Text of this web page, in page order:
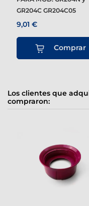
GR204C GR204C05
9,01 €
Comprar
Los clientes que
compraron: